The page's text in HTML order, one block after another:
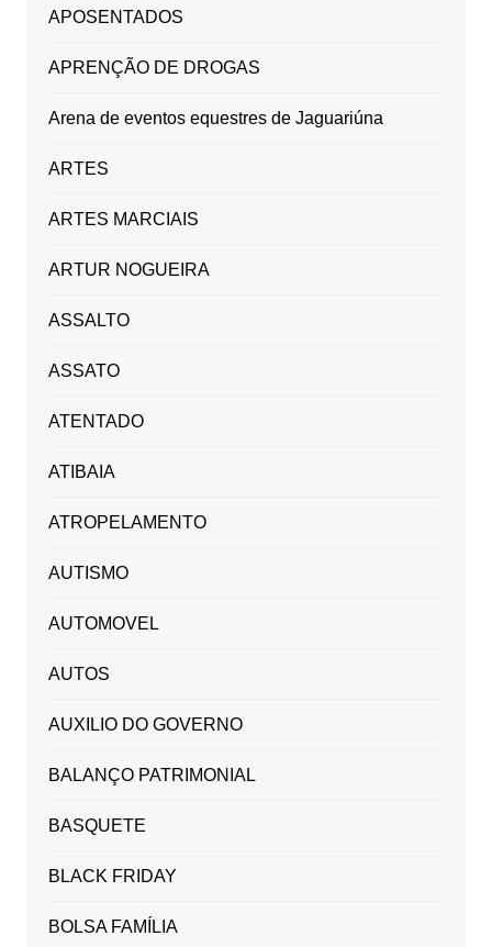
APOSENTADOS
APRENÇÃO DE DROGAS
Arena de eventos equestres de Jaguariúna
ARTES
ARTES MARCIAIS
ARTUR NOGUEIRA
ASSALTO
ASSATO
ATENTADO
ATIBAIA
ATROPELAMENTO
AUTISMO
AUTOMOVEL
AUTOS
AUXILIO DO GOVERNO
BALANÇO PATRIMONIAL
BASQUETE
BLACK FRIDAY
BOLSA FAMÍLIA